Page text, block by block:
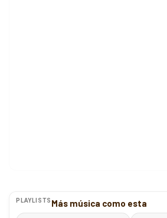
PLAYLISTS Más música como esta